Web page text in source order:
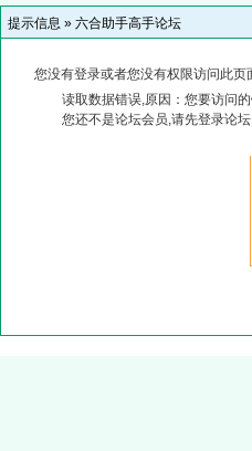
提示信息 » 六合助手高手论坛
您没有登录或者您没有权限访问此页
读取数据错误,原因：您要访问
您还不是论坛会员,请先登录论坛